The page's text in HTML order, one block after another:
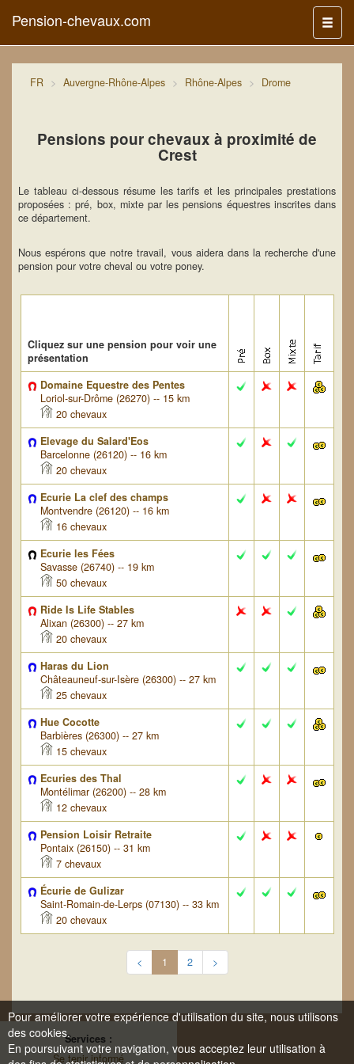
Menu
Pension-chevaux.com
FR Auvergne-Rhône-Alpes Rhône-Alpes Drome
Pensions pour chevaux à proximité de
Crest
Le tableau ci-dessous résume les tarifs et les principales prestations
proposées : pré, box, mixte par les pensions équestres inscrites dans
ce département.
Nous espérons que notre travail, vous aidera dans la recherche d'une
pension pour votre cheval ou votre poney.
Cliquez sur une pension pour voir une
présentation
Domaine Equestre des Pentes
Loriol-sur-Drôme (26270) -- 15 km
20 chevaux
Elevage du Salard'Eos
Barcelonne (26120) -- 16 km
20 chevaux
Ecurie La clef des champs
Montvendre (26120) -- 16 km
16 chevaux
Ecurie les Fées
Savasse (26740) -- 19 km
50 chevaux
Ride Is Life Stables
Alixan (26300) -- 27 km
20 chevaux
Haras du Lion
Châteauneuf-sur-Isère (26300) -- 27 km
25 chevaux
Hue Cocotte
Barbières (26300) -- 27 km
15 chevaux
Ecuries des Thal
Montélimar (26200) -- 28 km
12 chevaux
Pension Loisir Retraite
Pontaix (26150) -- 31 km
7 chevaux
Écurie de Gulizar
Saint-Romain-de-Lerps (07130) -- 33 km
20 chevaux
< 1 2 >
Services :
Se tenir informé
Pour améliorer votre expérience d'utilisation du site, nous utilisons
des cookies.
En poursuivant votre navigation, vous acceptez leur utilisation à